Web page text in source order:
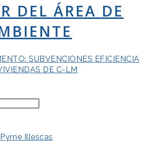
DEL ÁREA DE
SUBVENCIONES EFICIENCIA
DE C-LM
Illescas